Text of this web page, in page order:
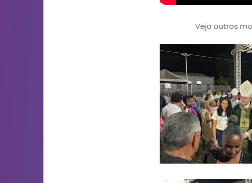
Veja outros